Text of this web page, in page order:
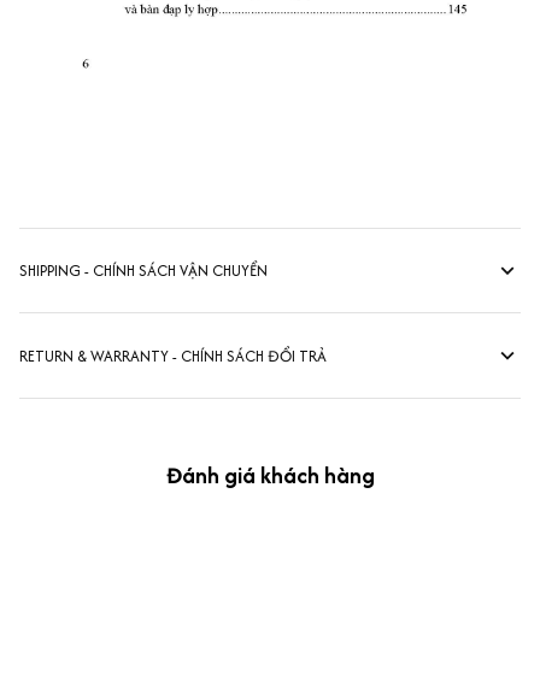
SHIPPING - CHÍNH SÁCH VẬN CHUYỂN
RETURN & WARRANTY - CHÍNH SÁCH ĐỔI TRẢ
Đánh giá khách hàng